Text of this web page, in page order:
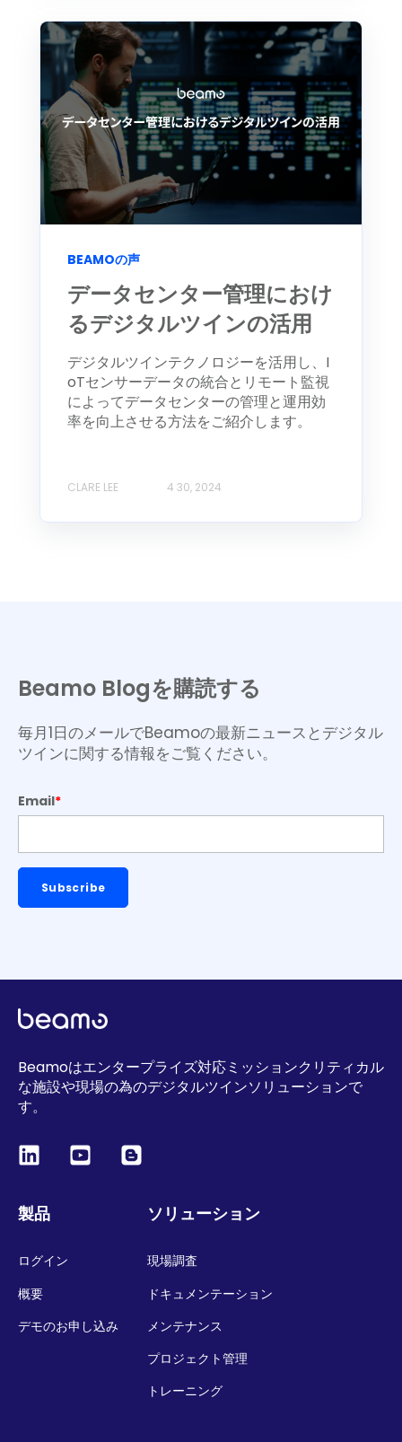
BEAMOの声
データセンター管理におけ
るデジタルツインの活用
デジタルツインテクノロジーを活用し、I
oTセンサーデータの統合とリモート監視
によってデータセンターの管理と運用効
率を向上させる方法をご紹介します。
CLARE LEE 4 30, 2024
Beamo Blogを購読する
毎月1日のメールでBeamoの最新ニュースとデジタル
ツインに関する情報をご覧ください。
Email*
Beamoはエンタープライズ対応ミッションクリティカル
な施設や現場の為のデジタルツインソリューションで
す。
製品
ログイン
概要
デモのお申し込み
ソリューション
現場調査
ドキュメンテーション
メンテナンス
プロジェクト管理
トレーニング